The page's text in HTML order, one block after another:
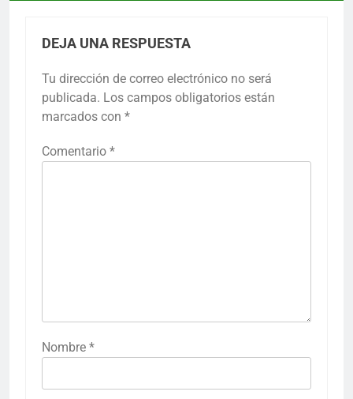
DEJA UNA RESPUESTA
Tu dirección de correo electrónico no será
publicada. Los campos obligatorios están
marcados con *
Comentario *
Nombre *